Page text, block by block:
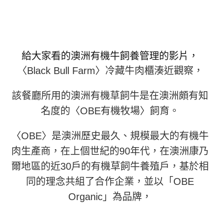
給大家看的澳洲有機牛飼養管理的影片，
〈Black Bull Farm〉冷藏牛肉櫃湊近觀察，
該餐廳所用的澳洲有機草飼牛是在澳洲頗有知
名度的〈OBE有機牧場〉飼育。
〈OBE〉是澳洲歷史最久、規模最大的有機牛
肉生產商，在上個世紀的90年代，在澳洲康乃
爾地區的近30戶的有機草飼牛養殖戶，基於相
同的理念共組了合作企業，並以「OBE
Organic」為品牌，